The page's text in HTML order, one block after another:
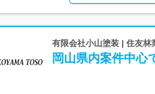
有限会社小山塗装 | 住友林
岡山県内案件中